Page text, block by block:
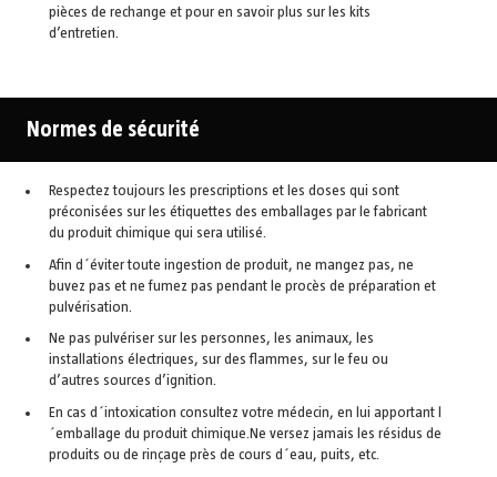
pièces de rechange et pour en savoir plus sur les kits
d’entretien.
Normes de sécurité
Respectez toujours les prescriptions et les doses qui sont
préconisées sur les étiquettes des emballages par le fabricant
du produit chimique qui sera utilisé.
Afin d´éviter toute ingestion de produit, ne mangez pas, ne
buvez pas et ne fumez pas pendant le procès de préparation et
pulvérisation.
Ne pas pulvériser sur les personnes, les animaux, les
installations électriques, sur des flammes, sur le feu ou
d’autres sources d’ignition.
En cas d´intoxication consultez votre médecin, en lui apportant l
´emballage du produit chimique.Ne versez jamais les résidus de
produits ou de rinçage près de cours d´eau, puits, etc.